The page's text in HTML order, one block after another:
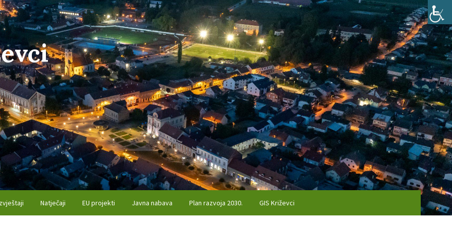
Natječaji EU projekti Javna nabava Plan razvoja 2030. GIS Križevci